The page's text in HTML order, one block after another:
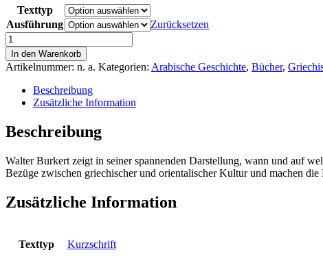
bis
48,50 €
Texttyp
Ausführung
Zurücksetzen
Burkert,
Walter:
Die
Griechen
Orient:
Von
Homer
zu
den
Menge
In den Warenkorb
Artikelnummer: n. a. Kategorien: Arabische Geschichte, Bücher,
Beschreibung
Zusätzliche Information
Beschreibung
Walter Burkert zeigt in seiner spannenden Darstellung, wann und auf
Bezüge zwischen griechischer und orientalischer Kultur und machen
Zusätzliche Information
Texttyp Kurzschrift